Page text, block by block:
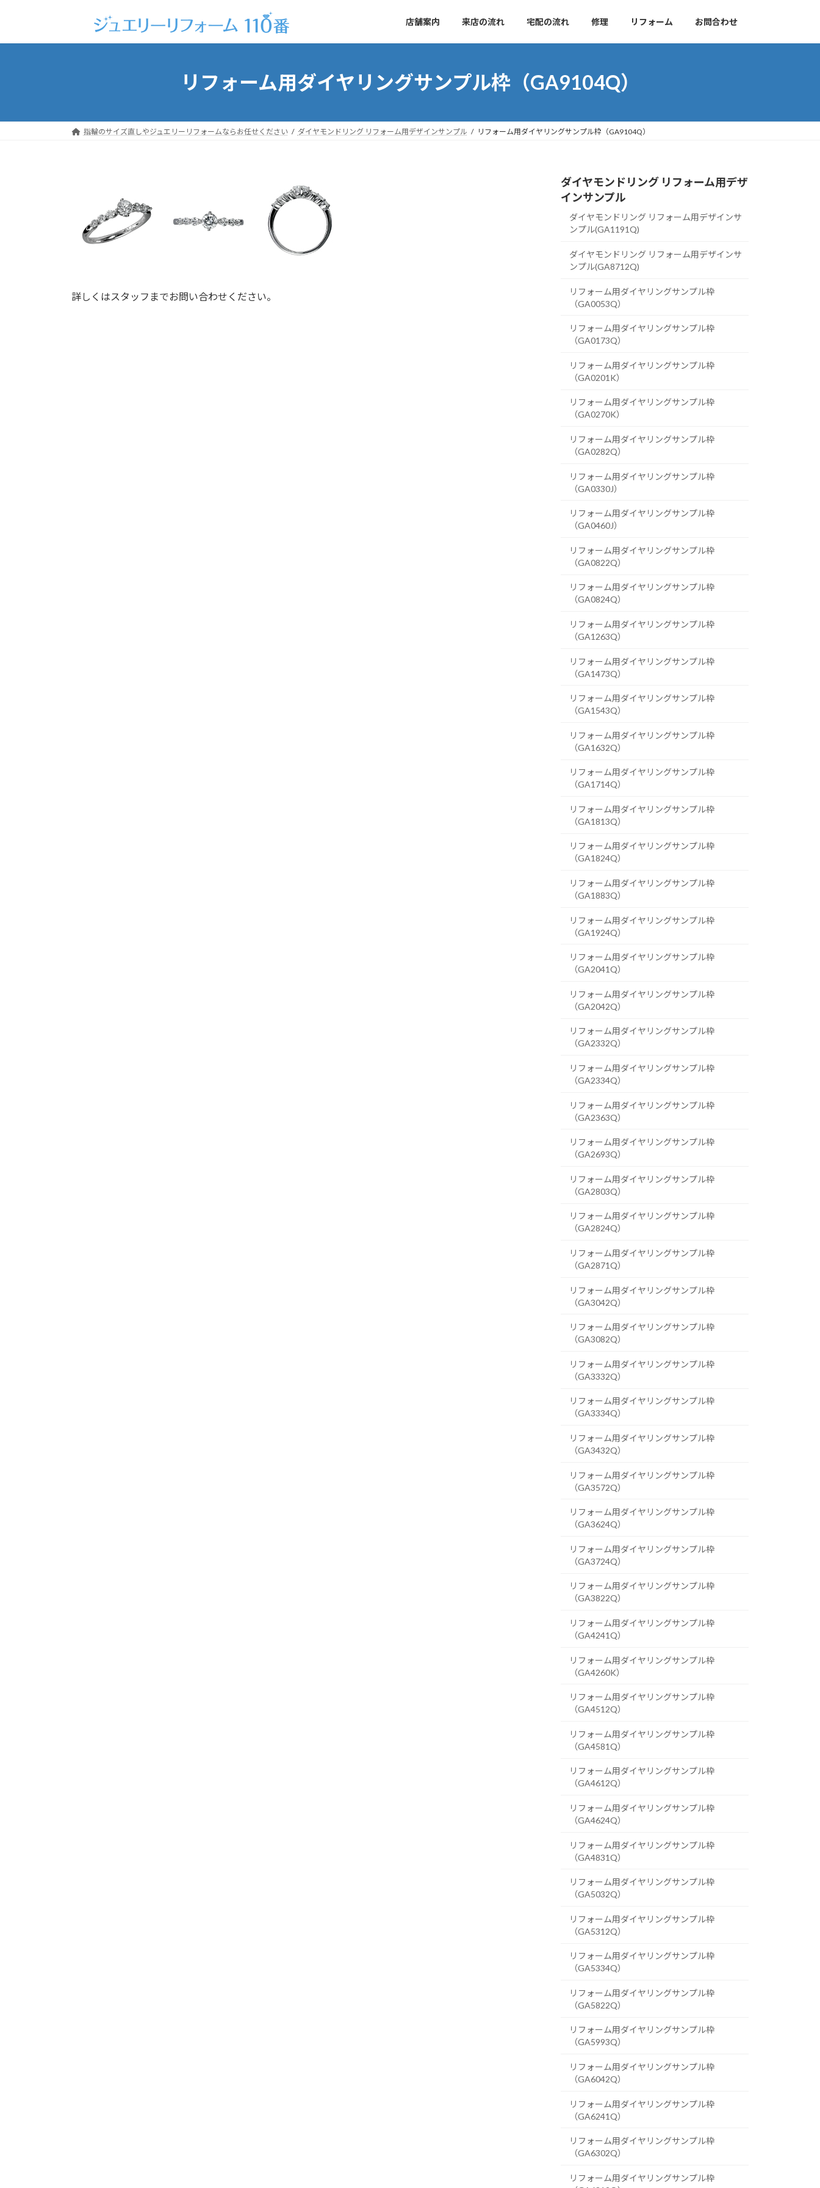
ッ
移
店舗案内 来店の流れ 宅配の流れ 修理 リフォーム お問合わせ
リフォーム用ダイヤリングサンプル枠（GA9104Q）
指輪のサイズ直しやジュエリーリフォームならお任せください ダイヤモンドリング リフォーム用デザインサンプル リフォーム用ダイヤリングサンプル枠（GA9104Q）
詳しくはスタッフまでお問い合わせください。
ダイヤモンドリング リフォーム用デザ
インサンプル
ダイヤモンドリング リフォーム用デザインサ
ンプル(GA1191Q)
ダイヤモンドリング リフォーム用デザインサ
ンプル(GA8712Q)
リフォーム用ダイヤリングサンプル枠
（GA0053Q）
リフォーム用ダイヤリングサンプル枠
（GA0173Q）
リフォーム用ダイヤリングサンプル枠
（GA0201K）
リフォーム用ダイヤリングサンプル枠
（GA0270K）
リフォーム用ダイヤリングサンプル枠
（GA0282Q）
リフォーム用ダイヤリングサンプル枠
（GA0330J）
リフォーム用ダイヤリングサンプル枠
（GA0460J）
リフォーム用ダイヤリングサンプル枠
（GA0822Q）
リフォーム用ダイヤリングサンプル枠
（GA0824Q）
リフォーム用ダイヤリングサンプル枠
（GA1263Q）
リフォーム用ダイヤリングサンプル枠
（GA1473Q）
リフォーム用ダイヤリングサンプル枠
（GA1543Q）
リフォーム用ダイヤリングサンプル枠
（GA1632Q）
リフォーム用ダイヤリングサンプル枠
（GA1714Q）
リフォーム用ダイヤリングサンプル枠
（GA1813Q）
リフォーム用ダイヤリングサンプル枠
（GA1824Q）
リフォーム用ダイヤリングサンプル枠
（GA1883Q）
リフォーム用ダイヤリングサンプル枠
（GA1924Q）
リフォーム用ダイヤリングサンプル枠
（GA2041Q）
リフォーム用ダイヤリングサンプル枠
（GA2042Q）
リフォーム用ダイヤリングサンプル枠
（GA2332Q）
リフォーム用ダイヤリングサンプル枠
（GA2334Q）
リフォーム用ダイヤリングサンプル枠
（GA2363Q）
リフォーム用ダイヤリングサンプル枠
（GA2693Q）
リフォーム用ダイヤリングサンプル枠
（GA2803Q）
リフォーム用ダイヤリングサンプル枠
（GA2824Q）
リフォーム用ダイヤリングサンプル枠
（GA2871Q）
リフォーム用ダイヤリングサンプル枠
（GA3042Q）
リフォーム用ダイヤリングサンプル枠
（GA3082Q）
リフォーム用ダイヤリングサンプル枠
（GA3332Q）
リフォーム用ダイヤリングサンプル枠
（GA3334Q）
リフォーム用ダイヤリングサンプル枠
（GA3432Q）
リフォーム用ダイヤリングサンプル枠
（GA3572Q）
リフォーム用ダイヤリングサンプル枠
（GA3624Q）
リフォーム用ダイヤリングサンプル枠
（GA3724Q）
リフォーム用ダイヤリングサンプル枠
（GA3822Q）
リフォーム用ダイヤリングサンプル枠
（GA4241Q）
リフォーム用ダイヤリングサンプル枠
（GA4260K）
リフォーム用ダイヤリングサンプル枠
（GA4512Q）
リフォーム用ダイヤリングサンプル枠
（GA4581Q）
リフォーム用ダイヤリングサンプル枠
（GA4612Q）
リフォーム用ダイヤリングサンプル枠
（GA4624Q）
リフォーム用ダイヤリングサンプル枠
（GA4831Q）
リフォーム用ダイヤリングサンプル枠
（GA5032Q）
リフォーム用ダイヤリングサンプル枠
（GA5312Q）
リフォーム用ダイヤリングサンプル枠
（GA5334Q）
リフォーム用ダイヤリングサンプル枠
（GA5822Q）
リフォーム用ダイヤリングサンプル枠
（GA5993Q）
リフォーム用ダイヤリングサンプル枠
（GA6042Q）
リフォーム用ダイヤリングサンプル枠
（GA6241Q）
リフォーム用ダイヤリングサンプル枠
（GA6302Q）
リフォーム用ダイヤリングサンプル枠